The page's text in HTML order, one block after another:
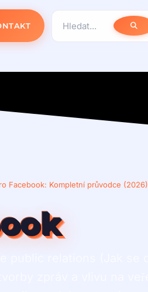
Facebook: Kompletní průvodce (2026)